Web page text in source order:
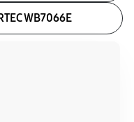
WB7066E